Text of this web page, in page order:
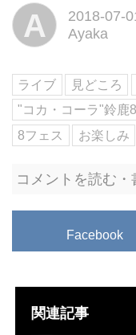
A
2018-07-
Ayaka
ライブ 見どころ
"コカ・コーラ"鈴鹿
8フェス
お楽しみ
コメントを読む・
Facebook
関連記事